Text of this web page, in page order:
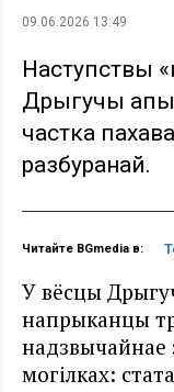
09.06.2026 13:49
Наступствы
Дрыгучы
частка
разбуранай.
Читайте BGmedia в:
У вёсцы
напрыканцы
надзвычайнае
могілках: